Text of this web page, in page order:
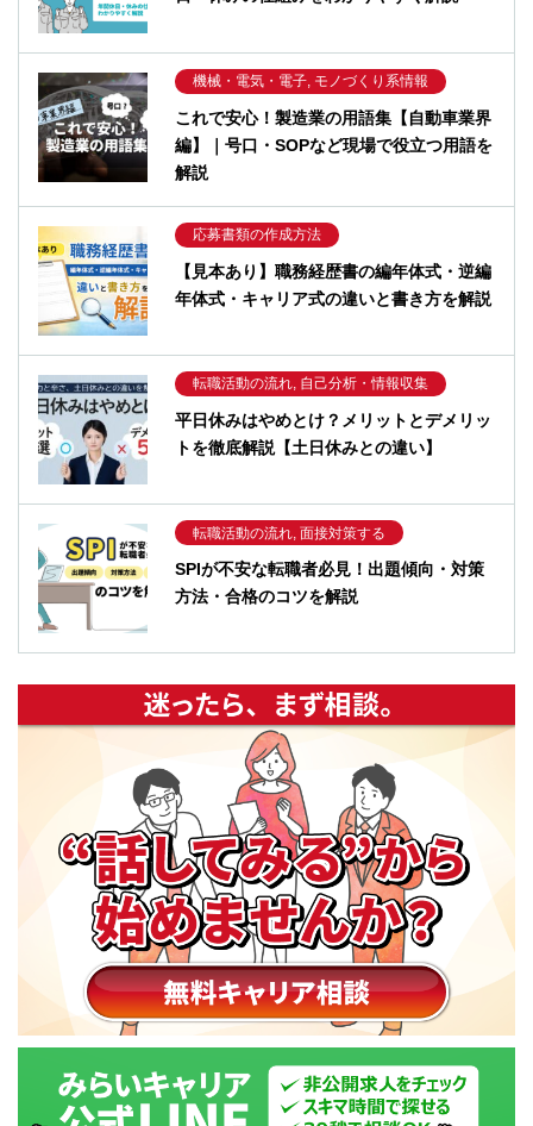
機械・電気・電子, モノづくり系情報
これで安心！製造業の用語集【自動車業界
編】｜号口・SOPなど現場で役立つ用語を
解説
応募書類の作成方法
【見本あり】職務経歴書の編年体式・逆編
年体式・キャリア式の違いと書き方を解説
転職活動の流れ, 自己分析・情報収集
平日休みはやめとけ？メリットとデメリッ
トを徹底解説【土日休みとの違い】
転職活動の流れ, 面接対策する
SPIが不安な転職者必見！出題傾向・対策
方法・合格のコツを解説